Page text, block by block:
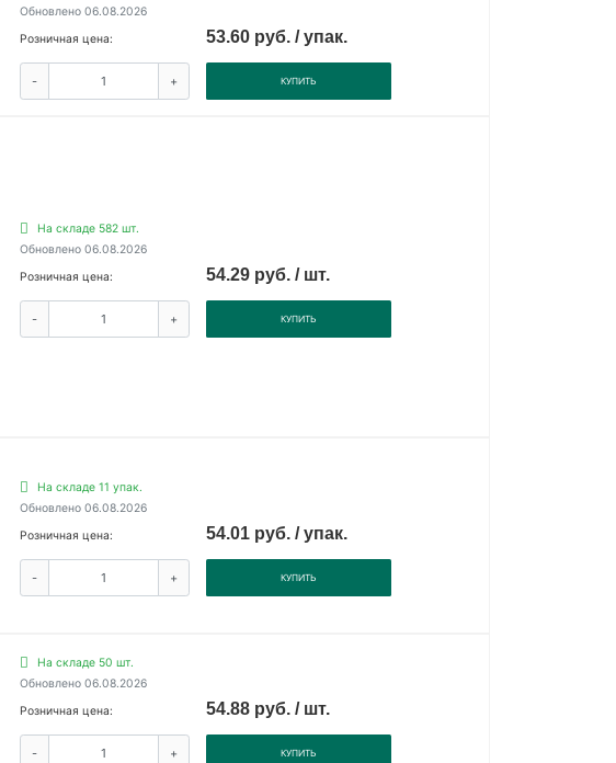
Обновлено 06.08.2026
Розничная цена:
53.60 руб. / упак.
- + КУПИТЬ
На складе 582 шт.
Обновлено 06.08.2026
Розничная цена:
54.29 руб. / шт.
- + КУПИТЬ
На складе 11 упак.
Обновлено 06.08.2026
Розничная цена:
54.01 руб. / упак.
- + КУПИТЬ
На складе 50 шт.
Обновлено 06.08.2026
Розничная цена:
54.88 руб. / шт.
- + КУПИТЬ